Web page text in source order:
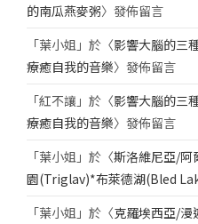
的南瓜燕麥粥〉發佈留言
「葉小姐 」於〈影響大腦的三
療癒自我的音樂〉發佈留言
「紅不讓 」於〈影響大腦的三
療癒自我的音樂〉發佈留言
「葉小姐 」於〈斯洛維尼亞/阿
園(Triglav)*布萊德湖(Bled
「葉小姐 」於〈克羅埃西亞/